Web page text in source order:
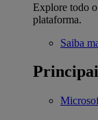
Explore todo
plataforma.
Saiba